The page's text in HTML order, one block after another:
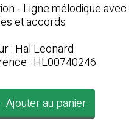
- Ligne mélodique avec
et accords
: Hal Leonard
: HL00740246
au panier